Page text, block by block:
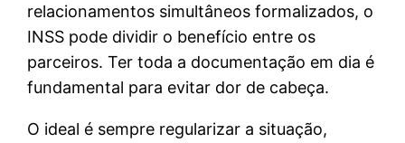
relacionamentos simultâneos formalizados, o
INSS pode dividir o benefício entre os
parceiros. Ter toda a documentação em dia é
fundamental para evitar dor de cabeça.
O ideal é sempre regularizar a situação,